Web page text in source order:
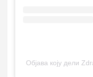
Објава коју дели